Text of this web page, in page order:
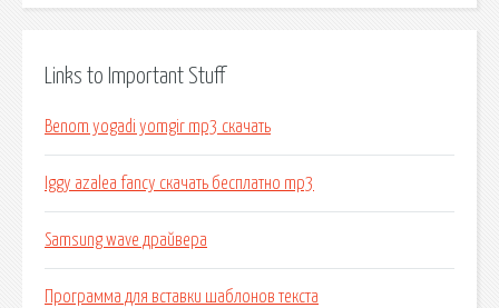
Links to Important Stuff
Benom yogadi yomgir mp3 скачать
Iggy azalea fancy скачать бесплатно mp3
Samsung wave драйвера
Программа для вставки шаблонов текста